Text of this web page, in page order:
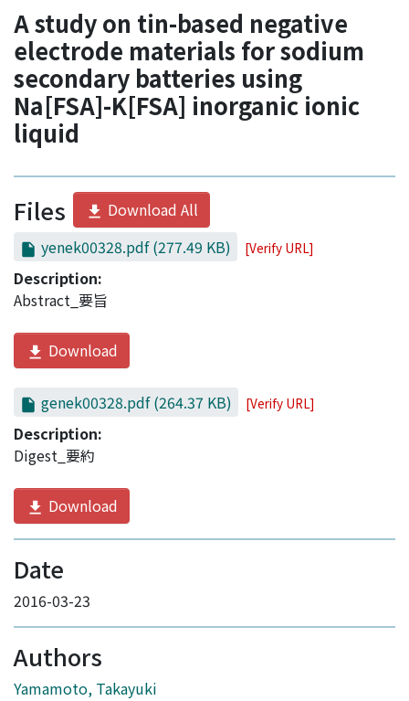
Library Network
A study on tin-based negative
electrode materials for sodium
secondary batteries using
Na[FSA]-K[FSA] inorganic ionic
liquid
Files
Download All
yenek00328.pdf(277.49 KB) [Verify URL]
Description:
Abstract_要旨
Download
genek00328.pdf(264.37 KB) [Verify URL]
Description:
Digest_要約
Download
Date
2016-03-23
Authors
Yamamoto, Takayuki